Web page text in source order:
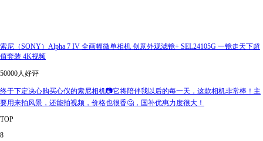
索尼（SONY）Alpha 7 IV 全画幅微单相机 创意外观滤镜+ SEL24105G 一镜走天下超
值套装 4K视频
50000人好评
终于下定决心购买心仪的索尼相机📷它将陪伴我以后的每一天，这款相机非常棒！主
要用来拍风景，还能拍视频，价格也很香🤔，国补优惠力度很大！
TOP
8